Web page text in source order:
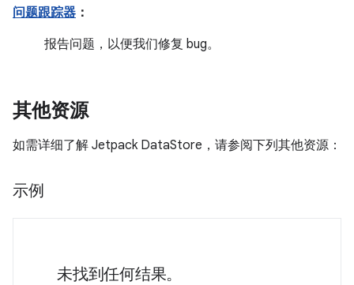
问题跟踪器 ：
报告问题，以便我们修复 bug。
其他资源
如需详细了解 Jetpack DataStore，请参阅下列其他资源：
示例
未找到任何结果。